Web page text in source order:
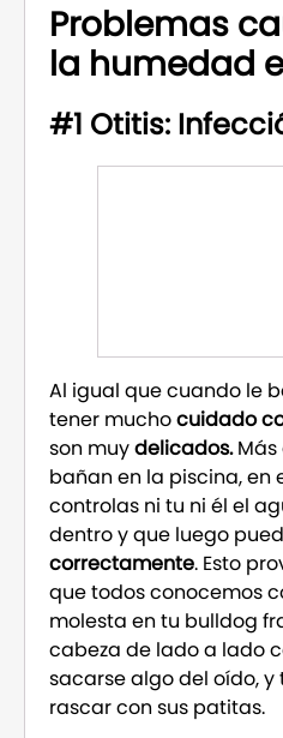
Problemas
la humedad
#1 Otitis:
Al igual que cuando le
tener muchocuidado
son muydelicados.Más
bañan en la piscina, en
controlas ni tu ni él el
dentro y que luego
correctamente. Esto
que todos conocemos
molesta en tu bulldog
cabeza de lado a lado
sacarse algo del oído,
rascar con sus patitas.